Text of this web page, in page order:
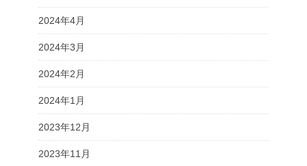
2024年4月
2024年3月
2024年2月
2024年1月
2023年12月
2023年11月